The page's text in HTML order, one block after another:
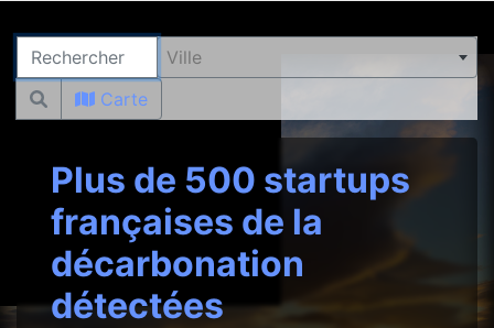
Rechercher
Ville
Carte
Plus de 500 startups
françaises de la
décarbonation
détectées